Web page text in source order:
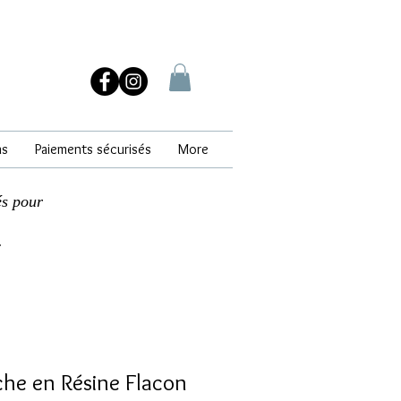
Paiements sécurisés More
pour
en Résine Flacon